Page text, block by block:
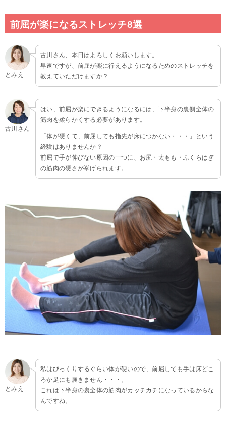
前屈が楽になるストレッチ8選
とみえ
古川さん、本日はよろしくお願いします。
早速ですが、前屈が楽に行えるようになるためのストレッチを
教えていただけますか？
古川さん
はい、前屈が楽にできるようになるには、下半身の裏側全体の
筋肉を柔らかくする必要があります。
「体が硬くて、前屈しても指先が床につかない・・・」という
経験はありませんか？
前屈で手が伸びない原因の一つに、お尻・太もも・ふくらはぎ
の筋肉の硬さが挙げられます。
とみえ
私はびっくりするぐらい体が硬いので、前屈しても手は床どこ
ろか足にも届きません・・・。
これは下半身の裏全体の筋肉がカッチカチになっているからな
んですね。